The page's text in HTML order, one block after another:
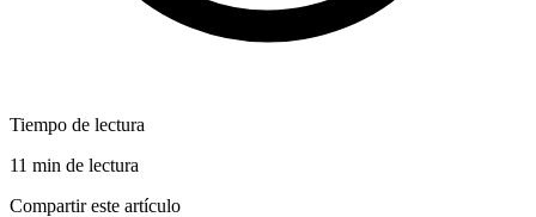
Tiempo de lectura
11 min de lectura
Compartir este artículo